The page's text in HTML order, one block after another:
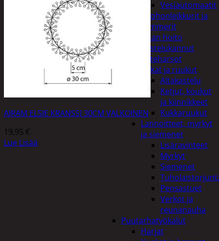
Vesiautomaatit
Ruohonleikkurit ja
trimmerit
Puutarhan hoito
Kastelukannut
Kateharsot
Kukat ja ruukut
Altakastelu
Ketjut, koukut
ja kiinnikkeet
Kukkaruukut
Lannoitteet, myrkyt
ja siemenet
Lisäravinteet
Myrkyt
Siemenet
Pensastuet
Verkot ja
reunanauha
Puutarhatyökalut
Harjat
AIRAM ELSIE KRANSSI 30CM VALKOINEN
19,95 €
Lue Lisää